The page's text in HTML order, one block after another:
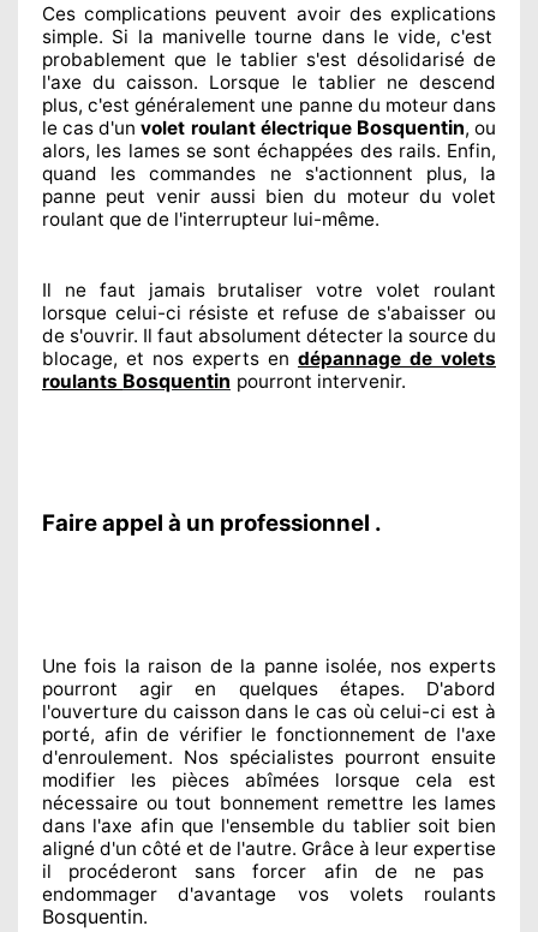
Ces complications peuvent avoir des explications
simple. Si la manivelle tourne dans le vide, c'est
probablement que le tablier s'est désolidariséde
l'axe du caisson. Lorsque le tablier ne descend
plus, c'est généralement une panne du moteur dans
le cas d'unvolet roulant électrique Bosquentin, ou
alors, les lames se sont échappées des rails. Enfin,
quand les commandes ne s'actionnent plus, la
panne peut venir aussi bien du moteur du volet
roulant que de l'interrupteur lui-même.
Il ne faut jamais brutaliser votre volet roulant
lorsque celui-ci résiste et refuse de s'abaisser ou
de s'ouvrir. Il faut absolument détecter la source du
blocage, et nos experts en dépannage de volets
roulants Bosquentin pourront intervenir.
Faire appel à un professionnel .
Une fois la raison de la panne isolée, nos experts
pourront agiren quelques étapes. D'abord
l'ouverture du caisson dans le cas où celui-ci est à
porté, afin de vérifier le fonctionnement de l'axe
d'enroulement. Nos spécialistes pourront ensuite
modifier les pièces abîmées lorsque cela est
nécessaire ou tout bonnement remettre les lames
dans l'axe afin que l'ensemble du tablier soit bien
aligné d'un côté et de l'autre. Grâce à leur expertise
il procéderont sans forcer afin dene pas
endommager d'avantage vos volets roulants
Bosquentin.